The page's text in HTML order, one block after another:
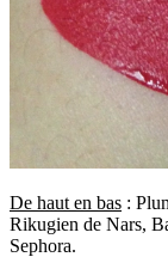
De haut en bas :
Rikugien de Nars,
Sephora.